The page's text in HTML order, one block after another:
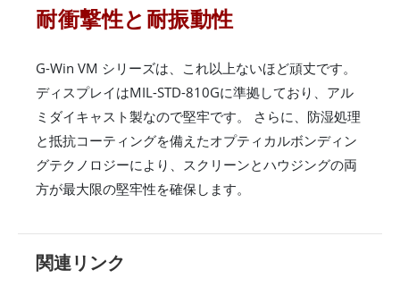
耐衝撃性と耐振動性
G-Win VM シリーズは、これ以上ないほど頑丈です。
ディスプレイはMIL-STD-810Gに準拠しており、アル
ミダイキャスト製なので堅牢です。 さらに、防湿処理
と抵抗コーティングを備えたオプティカルボンディン
グテクノロジーにより、スクリーンとハウジングの両
方が最大限の堅牢性を確保します。
関連リンク